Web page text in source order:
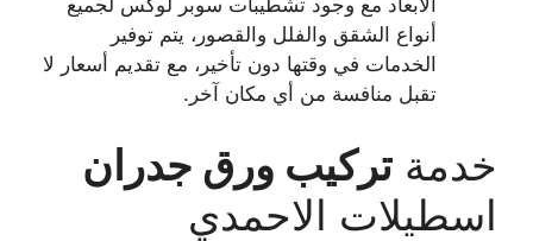
الأبعاد مع وجود تشطيبات سوبر لوكس لجميع
أنواع الشقق والفلل والقصور، يتم توفير
الخدمات في وقتها دون تأخير، مع تقديم أسعار لا
تقبل منافسة من أي مكان آخر.
خدمة تركيب ورق جدران
اسطيلات الاحمدي